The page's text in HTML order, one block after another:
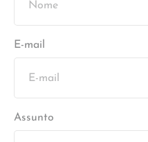
E-mail
Assunto